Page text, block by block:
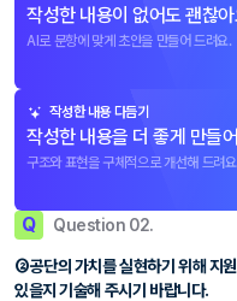
작성한 내용이 없어도 괜찮
AI로 문항에 맞게 초안을 만들어 드려요.
작성한 내용 다듬기
작성한 내용을 더 좋게 만들
구조와 표현을 구체적으로 개선해 드려요.
Q Question 02.
②공단의 가치를 실현하기 위해 지
있을지 기술해 주시기 바랍니다.